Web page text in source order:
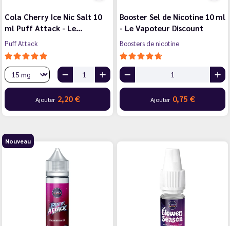
Cola Cherry Ice Nic Salt 10
ml Puff Attack - Le…
Puff Attack
Ajouter 2,20 €
Booster Sel de Nicotine 10 ml
- Le Vapoteur Discount
Boosters de nicotine
Ajouter 0,75 €
Nouveau